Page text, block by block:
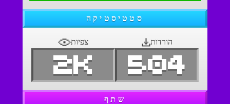
סטטיסטיקה
צפיות
2K
הורדות
504
שתף